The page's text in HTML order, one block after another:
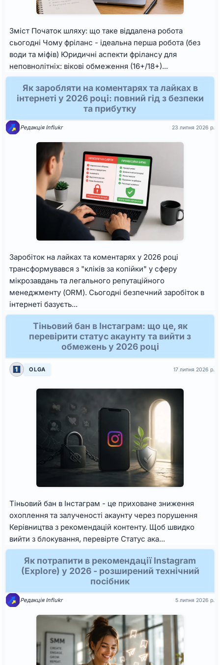
Зміст Початок шляху: що таке віддалена робота
сьогодні Чому фріланс - ідеальна перша робота (без
води та міфів) Юридичні аспекти фрілансу для
неповнолітніх: вікові обмеження (16+/18+)...
Як заробляти на коментарях та лайках в
інтернеті у 2026 році: повний гід з безпеки
та прибутку
Редакція Influkr 23 липня 2026 р.
Заробіток на лайках та коментарях у 2026 році
трансформувався з "кліків за копійки" у сферу
мікрозавдань та легального репутаційного
менеджменту (ORM). Сьогодні безпечний заробіток в
інтернеті базуєть...
Тіньовий бан в Інстаграм: що це, як
перевірити статус акаунту та вийти з
обмежень у 2026 році
OLGA 17 липня 2026 р.
Тіньовий бан в Інстаграм - це приховане зниження
охоплення та залученості акаунту через порушення
Керівництва з рекомендацій контенту. Щоб швидко
вийти з блокування, перевірте Статус ака...
Як потрапити в рекомендації Instagram
(Explore) у 2026 - розширений технічний
посібник
Редакція Influkr 5 липня 2026 р.